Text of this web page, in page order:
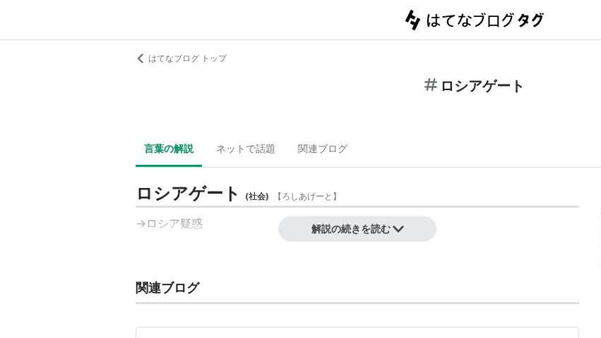
はてなブログ トップ
ロシアゲート
言葉の解説 ネットで話題 関連ブログ
ロシアゲート (社会) 【ろしあげーと 】
→ ロシア疑惑 解説の続きを読む
関連ブログ